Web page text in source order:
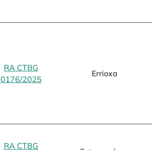
RA CTBG
0176/2025 opens in a new tab
Errioxa
RA CTBG